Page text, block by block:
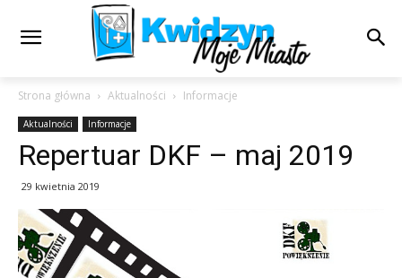
Strona główna Aktualności Informacje
Aktualności Informacje
Repertuar DKF – maj 2019
29 kwietnia 2019